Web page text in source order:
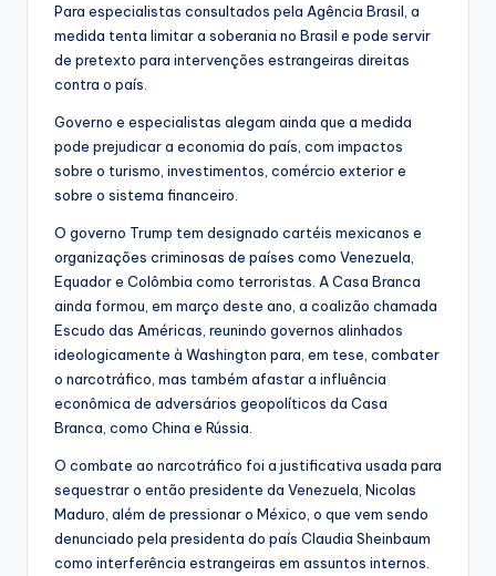
Para especialistas consultados pela Agência Brasil, a
medida tenta limitar a soberania no Brasil e pode servir
de pretexto para intervenções estrangeiras direitas
contra o país.
Governo e especialistas alegam ainda que a medida
pode prejudicar a economia do país, com impactos
sobre o turismo, investimentos, comércio exterior e
sobre o sistema financeiro.
O governo Trump tem designado cartéis mexicanos e
organizações criminosas de países como Venezuela,
Equador e Colômbia como terroristas. A Casa Branca
ainda formou, em março deste ano, a coalizão chamada
Escudo das Américas, reunindo governos alinhados
ideologicamente à Washington para, em tese, combater
o narcotráfico, mas também afastar a influência
econômica de adversários geopolíticos da Casa
Branca, como China e Rússia.
O combate ao narcotráfico foi a justificativa usada para
sequestrar o então presidente da Venezuela, Nicolas
Maduro, além de pressionar o México, o que vem sendo
denunciado pela presidenta do país Claudia Sheinbaum
como interferência estrangeiras em assuntos internos.